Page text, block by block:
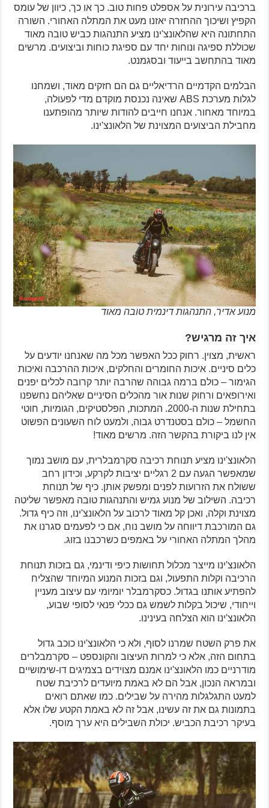
ברכיבה עירונית על אספלט פחות טוב. כך או כך, כיוון של עומס
הקפיץ ושיכוך ההחזרה יאזנו מעט את המתלה האחורי. השורה
התחתונה היא שהלאונצ'ינו מציע התנהגות כביש טובה מאוד
שכוללת ספיגה ונוחות יחד עם ספיגת כוחות וביצועים. מרשים
מאוד בהתחשב בייעוד ובסגמנט.
הבלמים הקדמיים הרדיאליים גם הם חזקים מאוד, ושמחנו
לגלות מערכת ABS שאינה נכנסת מוקדם מדי לפעולה,
במיוחד מאחור. אנחנו חייבים להודות שיותר מהופתענו
מחבילת הביצועים המצוינת של הלאונצ'ינו.
מנוע אדיר, התנהגות דינמית טובה מאוד
איך זה מרגיש?
ראשית, מצוין. רחוק ככל האפשר מכל מה שאנחנו יודעים על
כלים סיניים. איכות החומרים והחלקים, איכות ההרכבה ואיכות
הגימור – כולם ברמה גבוהה שהרבה יותר קרובה לכלים יפנים
ואירופאים ורחוק שנות אור מהכלים הסיניים שאליהם נחשפנו
בתחילת שנות ה-2000. המתכות, הפלסטיקים, הגומיות, חוטי
החשמל – כולם בסטנדרט גבוה, ולמעט לוח השעונים הפשוט
אין לנו ביקורת בהקשר הזה. מרשים מאוד!
הלאונצ'ינו מציע תנוחת רכיבה סקרמבלרית, עם מושב נמוך
שמאפשר הגעה עם 2 רגליים יציבות לקרקע, וכידון רחב
ששולח את הזרועות לפנים ומפשק אותן. כיף של תנוחת
רכיבה. השילוב של מנוע גמיש והתנהגות טובה מאפשר שליטה
מצוינת וקלה, ואכן קל מאוד לרכוב על הלאונצ'ינו, וזה כיף גדול.
גם המורכבת דיווחה על מושב נוח, אם כי לפעמים סגרנו את
מהלך המתלה האחורי על באמפים כשרכבנו בזוג.
הלאונצ'ינו מייצר מכלול תחושות כיפי ודינמי, גם בזכות תנוחת
הרכיבה וקלות התפעול, וגם בזכות המנוע המיוחד שהצליח
להפתיע אותנו בגדול. כסקרמבלר יומיומי עם עיצוב מעניין
וייחודי, שיכול בקלות לשמש גם ככלי פנאי לסופי שבוע,
הלאונצ'ינו הוא הצלחה בעינינו.
את פרק השטח שמרנו לסוף, ולא כי הלאונצ'ינו כוכב גדול
בתחום הזה, אלא כי למרות העיצוב והקונספט – סקרמבלרים
מודרניים כמו הלאונצ'ינו אמנם מצוידים בצמיגים דו-שימושיים
ובמראה הנכון, אבל הם לא באמת מיועדים לרכיבת שטח
למעט התגלגלות מהירה על שבילים. כמו שאתם רואים
בתמונות גם את זה עשינו, אבל זה לא באמת הקטע שלו אלא
בעיקר רכיבת הכביש. יכולת השבילים היא ערך מוסף.